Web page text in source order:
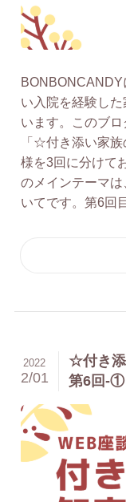
い入院を経験し
います。このブ
「☆付き添い家
様を3回に分けて
のメインテーマ
いてです。第6回
☆付き
第6回-①
2022
2/01